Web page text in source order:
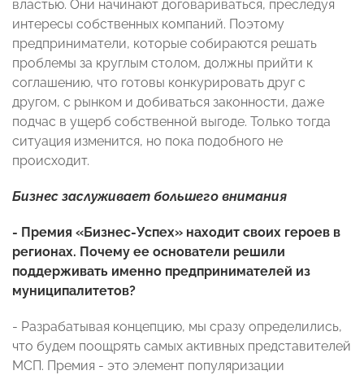
властью. Они начинают договариваться, преследуя
интересы собственных компаний. Поэтому
предприниматели, которые собираются решать
проблемы за круглым столом, должны прийти к
соглашению, что готовы конкурировать друг с
другом, с рынком и добиваться законности, даже
подчас в ущерб собственной выгоде. Только тогда
ситуация изменится, но пока подобного не
происходит.
Бизнес заслуживает большего внимания
- Премия «Бизнес-Успех» находит своих героев в
регионах. Почему ее основатели решили
поддерживать именно предпринимателей из
муниципалитетов?
- Разрабатывая концепцию, мы сразу определились,
что будем поощрять самых активных представителей
МСП. Премия - это элемент популяризации